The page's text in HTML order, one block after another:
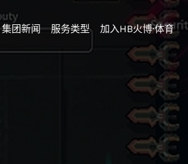
集团新闻 服务类型 加入HB火博·体育